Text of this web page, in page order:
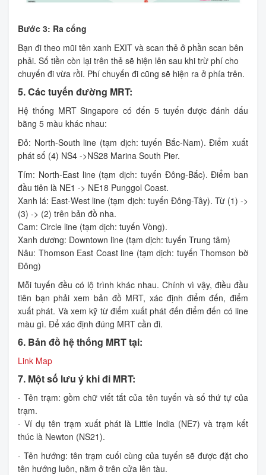
Bước 3: Ra cổng
Bạn đi theo mũi tên xanh EXIT và scan thẻ ở phần scan bên
phải. Số tiền còn lại trên thẻ sẽ hiện lên sau khi trừ phí cho
chuyến đi vừa rồi. Phí chuyến đi cũng sẽ hiện ra ở phía trên.
5. Các tuyến đường MRT:
Hệ thống MRT Singapore có đến 5 tuyến được đánh dấu
bằng 5 màu khác nhau:
Đỏ: North-South line (tạm dịch: tuyến Bắc-Nam). Điểm xuất
phát số (4) NS4 ->NS28 Marina South Pier.
Tím: North-East line (tạm dịch: tuyến Đông-Bắc). Điểm ban
đầu tiên là NE1 -> NE18 Punggol Coast.
Xanh lá: East-West line (tạm dịch: tuyến Đông-Tây). Từ (1) ->
(3) -> (2) trên bản đồ nha.
Cam: Circle line (tạm dịch: tuyến Vòng).
Xanh dương: Downtown line (tạm dịch: tuyến Trung tâm)
Nâu: Thomson East Coast line (tạm dịch: tuyến Thomson bờ
Đông)
Mỗi tuyến đều có lộ trình khác nhau. Chính vì vậy, điều đầu
tiên bạn phải xem bản đồ MRT, xác định điểm đến, điểm
xuất phát. Và xem kỹ từ điểm xuất phát đến điểm đến có line
màu gì. Để xác định đúng MRT cần đi.
6. Bản đồ hệ thống MRT tại:
Link Map
7. Một số lưu ý khi đi MRT:
- Tên trạm: gồm chữ viết tắt của tên tuyến và số thứ tự của
trạm.
- Ví dụ tên trạm xuất phát là Little India (NE7) và trạm kết
thúc là Newton (NS21).
- Tên hướng: tên trạm cuối cùng của tuyến sẽ được đặt cho
tên hướng luôn, nằm ở trên cửa lên tàu.